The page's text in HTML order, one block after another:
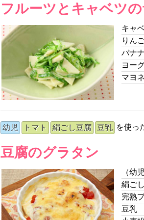
フルーツとキャベツ
キャ
りん
バナナ
ヨー
マヨ
幼児 トマト 絹ごし豆腐 豆乳 を使っ
豆腐のグラタン
（幼
絹ご
完熟
豆乳